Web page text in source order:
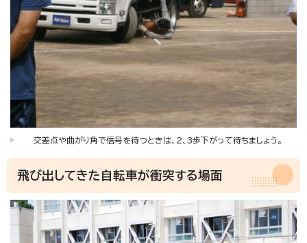
交差点や曲がり角で信号を待つときは、2、3歩下がって待ちましょう。
飛び出してきた自転車が衝突する場面